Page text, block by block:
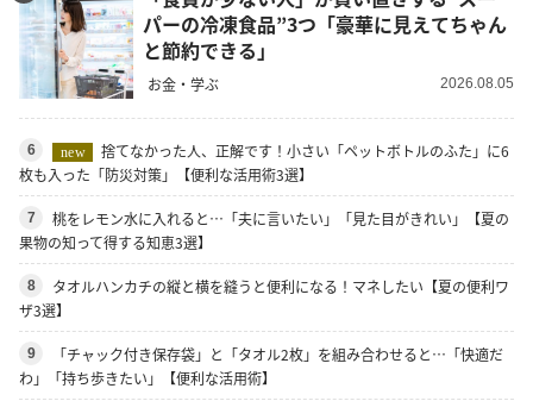
パーの冷凍食品”3つ「豪華に見えてちゃん
と節約できる」
お金・学ぶ 2026.08.05
6 new
捨てなかった人、正解です！小さい「ペットボトルのふた」に6
枚も入った「防災対策」【便利な活用術3選】
7
桃をレモン水に入れると…「夫に言いたい」「見た目がきれい」【夏の
果物の知って得する知恵3選】
8
タオルハンカチの縦と横を縫うと便利になる！マネしたい【夏の便利ワ
ザ3選】
9
「チャック付き保存袋」と「タオル2枚」を組み合わせると…「快適だ
わ」「持ち歩きたい」【便利な活用術】